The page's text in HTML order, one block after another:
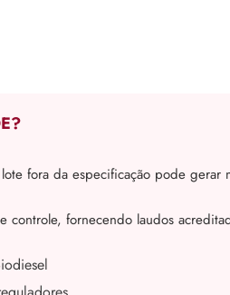
fora da especificação pode
controle, fornecendo laudos